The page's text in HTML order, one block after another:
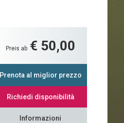
Preis ab € 50,00
Prenota al miglior prezzo
Richiedi disponibilità
Informazioni